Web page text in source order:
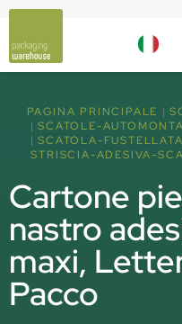
PAGINA PRINCIPALE
SCATOLE-
SCATOLA-
STRISCIA-ADESIVA-
Cartone
nastro
maxi,
Pacco